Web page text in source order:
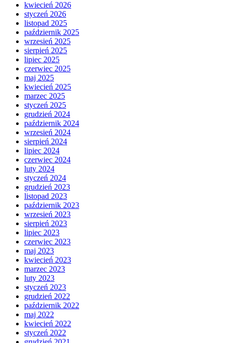
kwiecień 2026
styczeń 2026
listopad 2025
październik 2025
wrzesień 2025
sierpień 2025
lipiec 2025
czerwiec 2025
maj 2025
kwiecień 2025
marzec 2025
styczeń 2025
grudzień 2024
październik 2024
wrzesień 2024
sierpień 2024
lipiec 2024
czerwiec 2024
luty 2024
styczeń 2024
grudzień 2023
listopad 2023
październik 2023
wrzesień 2023
sierpień 2023
lipiec 2023
czerwiec 2023
maj 2023
kwiecień 2023
marzec 2023
luty 2023
styczeń 2023
grudzień 2022
październik 2022
maj 2022
kwiecień 2022
styczeń 2022